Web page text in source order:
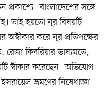
বাংলাদেশের সঙ্গে
তাই হয়তো নুর বিষয়টি
অস্বীকার করে নুর প্রতিপক্ষের
রেজা কিবরিয়ার ভাষ্যমতে,
স্বীকার করেছেন। অভিযোগ
ভ্রমণের নিষেধাজ্ঞা